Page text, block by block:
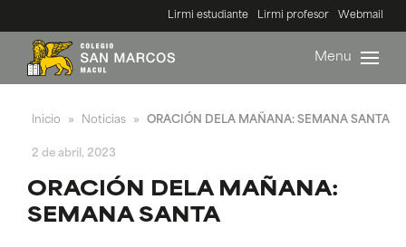
Lirmi estudiante Lirmi profesor Webmail
Menu
Inicio » Noticias » ORACIÓN DELA MAÑANA: SEMANA SANTA
2 de abril, 2023
ORACIÓN DELA MAÑANA:
SEMANA SANTA